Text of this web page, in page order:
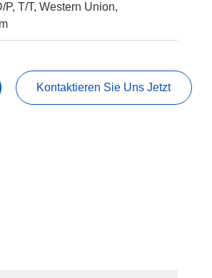
P, T/T, Western Union,
Kontaktieren Sie Uns Jetzt